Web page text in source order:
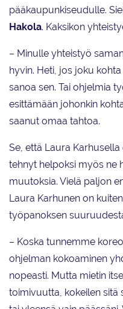
pääkaupunkiseudulle.
Hakola. Kaksikon
– Minulle yhteistyö
hyvin. Heti, jos joku
sanoa sen. Tai ohjelmia
esittämään johonkin
saanut omaa tahtoa.
Se, että Laura
tehnyt helpoksi myös ne
muutoksia. Vielä paljon
Laura Karhunen on
työpanoksen
– Koska tunnemme
ohjelman kokoaminen
nopeasti. Mutta mietin
toimivuutta, kokeilen sitä